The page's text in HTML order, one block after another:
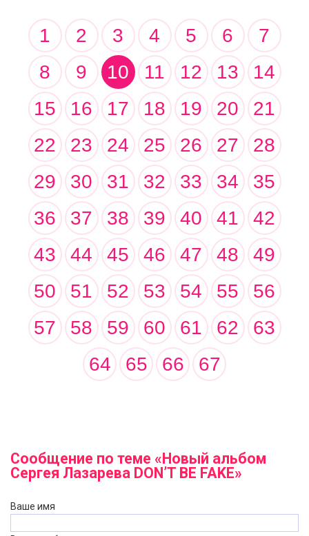
1 2 3 4 5 6
7
8
9 10 11 12 13
14
15
16 17 18 19 20
21
22
23 24 25 26 27
28
29
30 31 32 33 34
35
36
37 38 39 40 41
42
43
44 45 46 47 48
49
50
51 52 53 54 55
56
57
58 59 60 61 62
63
64
65 66 67
Сообщение по теме «Новый альбом
Сергея Лазарева DON’T BE FAKE»
Ваше имя